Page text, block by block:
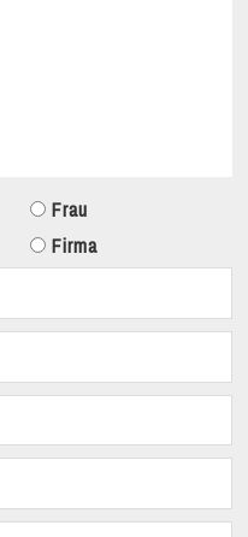
Frau
Firma